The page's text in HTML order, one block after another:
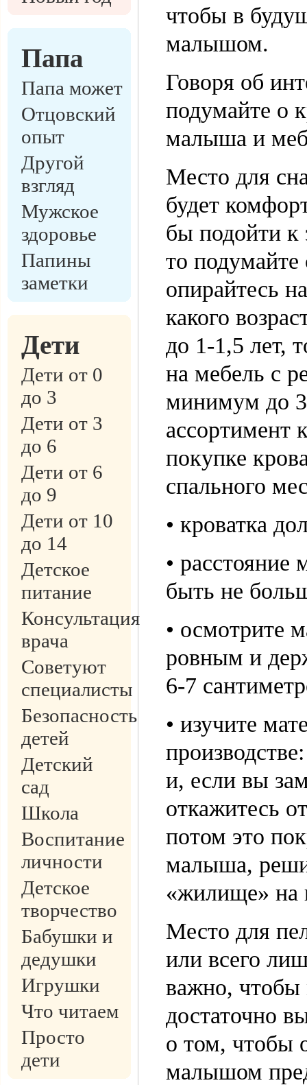
Папа
Папа может
Отцовский
опыт
Другой
взгляд
Мужское
здоровье
Папины
заметки
Дети
Дети от 0
до 3
Дети от 3
до 6
Дети от 6
до 9
Дети от 10
до 14
Детское
питание
Консультация
врача
Советуют
специалисты
Безопасность
детей
Детский
сад
Школа
Воспитание
личности
Детское
творчество
Бабушки и
дедушки
Игрушки
Что читаем
Просто
дети
чтобы в
малышом.
Говоря об
подумайте о
малыша и
Место для
будет
бы подойти к
то подумайте
опирайтесь
какого
до 1-1,5 лет,
на мебель с
минимум до
ассортимент
покупке
спального
• кроватка
•
быть не
• осмотрите
ровным и
6-7
• изучите
и, если вы
откажитесь
потом это
малыша,
«жилище» на
Место для
или всего
важно, чтобы
достаточно
о том, чтобы
малышом